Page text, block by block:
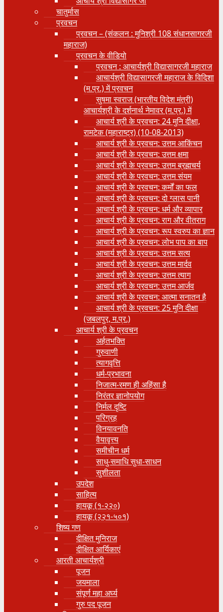
चातुर्मास
प्रवचन
प्रवचन – (संकलन : मुनिश्री 108 संधानसागरजी
महाराज)
प्रवचन के वीडियो
प्रवचन : आचार्यश्री ‍विद्यासागरजी महाराज
आचार्यश्री विद्यासागरजी महाराज के विदिशा
(म.प्र.) में प्रवचन
सुषमा स्वराज (भारतीय विदेश मंत्री)
आचार्यश्री के दर्शनार्थ नेमावर (म.प्र.) में
आचार्य श्री के प्रवचन: 24 मुनि दीक्षा,
रामटेक (महाराष्ट्र) (10-08-2013)
आचार्य श्री के प्रवचन: उत्तम आकिंचन
आचार्य श्री के प्रवचन: उत्तम क्षमा
आचार्य श्री के प्रवचन: उत्तम ब्रह्मचर्य
आचार्य श्री के प्रवचन: उत्तम संयम
आचार्य श्री के प्रवचन: कर्मों का फल
आचार्य श्री के प्रवचन: दो ग्लास पानी
आचार्य श्री के प्रवचन: धर्म और व्यापार
आचार्य श्री के प्रवचन: राग और वीतराग
आचार्य श्री के प्रवचन: रूप स्वरुप का ज्ञान
आचार्य श्री के प्रवचन: लोभ पाप का बाप
आचार्य श्री के प्रवचन: उत्तम सत्य
आचार्य श्री के प्रवचन: उत्तम मार्दव
आचार्य श्री के प्रवचन: उत्तम त्याग
आचार्य श्री के प्रवचन: उत्तम आर्जव
आचार्य श्री के प्रवचन: आत्मा सनातन है
आचार्य श्री के प्रवचन: 25 मुनि दीक्षा
(जबलपुर, म.प्र.)
आचार्य श्री के प्रवचन
अर्हतभक्ति
गुरुवाणी
त्यागवृत्ति
धर्म-प्रभावना
निजात्म-रमण ही अहिंसा है
निरंतर ज्ञानोपयोग
निर्मल दृष्टि
परिग्रह
विनयावनति
वैयावृत्त्य
समीचीन धर्म
साधु-समाधि सुधा-साधन
सुशीलता
उपदेश
साहित्य
हायकू (१‍-२२०)
हायकू (२२१-५०१)
शिष्य गण
दीक्षित मुनिराज
दीक्षित आर्यिकाएं
आरती आचार्यश्री
पूजन
जयमाला
संपूर्ण महा अर्घ्य
गुरु पद पूजन